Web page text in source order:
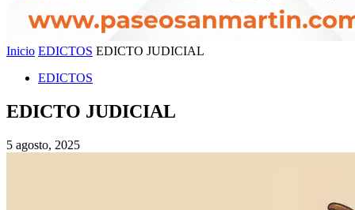
Inicio EDICTOS EDICTO JUDICIAL
EDICTOS
EDICTO JUDICIAL
5 agosto, 2025